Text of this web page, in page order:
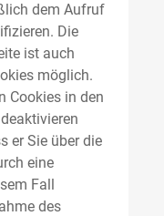
dem Aufruf
Die
ist auch
möglich.
Cookies in den
er Sie über die
eine
Fall
des